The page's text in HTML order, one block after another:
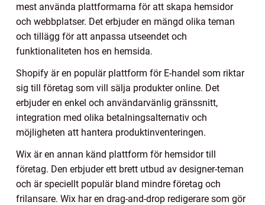
mest använda plattformarna för att skapa hemsidor
och webbplatser. Det erbjuder en mängd olika teman
och tillägg för att anpassa utseendet och
funktionaliteten hos en hemsida.
Shopify är en populär plattform för E-handel som riktar
sig till företag som vill sälja produkter online. Det
erbjuder en enkel och användarvänlig gränssnitt,
integration med olika betalningsalternativ och
möjligheten att hantera produktinventeringen.
Wix är en annan känd plattform för hemsidor till
företag. Den erbjuder ett brett utbud av designer-teman
och är speciellt populär bland mindre företag och
frilansare. Wix har en drag-and-drop redigerare som gör